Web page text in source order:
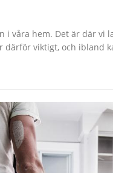
i våra hem. Det är där vi
viktigt, och ibland